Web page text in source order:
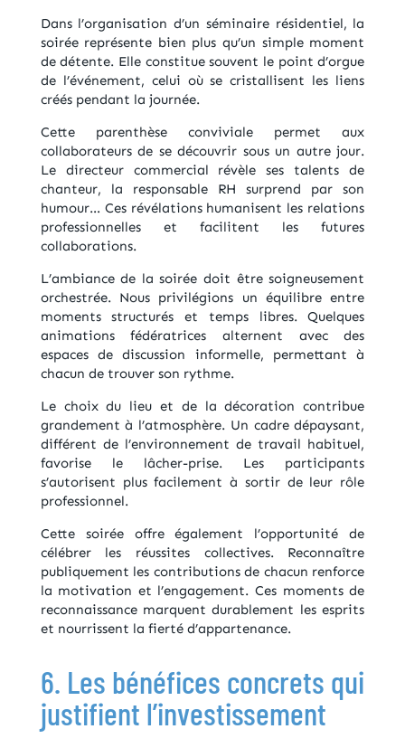
Dans l’organisation d’un séminaire résidentiel, la
soirée représente bien plus qu’un simple moment
de détente. Elle constitue souvent le point d’orgue
de l’événement, celui où se cristallisent les liens
créés pendant la journée.
Cette parenthèse conviviale permet aux
collaborateurs de se découvrir sous un autre jour.
Le directeur commercial révèle ses talents de
chanteur, la responsable RH surprend par son
humour… Ces révélations humanisent les relations
professionnelles et facilitent les futures
collaborations.
L’ambiance de la soirée doit être soigneusement
orchestrée. Nous privilégions un équilibre entre
moments structurés et temps libres. Quelques
animations fédératrices alternent avec des
espaces de discussion informelle, permettant à
chacun de trouver son rythme.
Le choix du lieu et de la décoration contribue
grandement à l’atmosphère. Un cadre dépaysant,
différent de l’environnement de travail habituel,
favorise le lâcher-prise. Les participants
s’autorisent plus facilement à sortir de leur rôle
professionnel.
Cette soirée offre également l’opportunité de
célébrer les réussites collectives. Reconnaître
publiquement les contributions de chacun renforce
la motivation et l’engagement. Ces moments de
reconnaissance marquent durablement les esprits
et nourrissent la fierté d’appartenance.
6. Les bénéfices concrets qui
justifient l’investissement